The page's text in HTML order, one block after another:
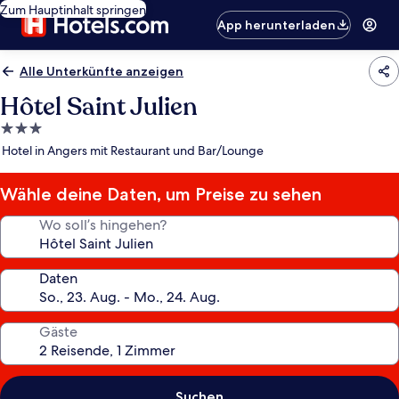
Zum Hauptinhalt springen
App herunterladen
Alle Unterkünfte anzeigen
Hôtel Saint Julien
3.0-
Sterne-
Hotel in Angers mit Restaurant und Bar/Lounge
Wähle deine Daten, um Preise zu sehen
Wo soll’s hingehen?
Daten
Gäste